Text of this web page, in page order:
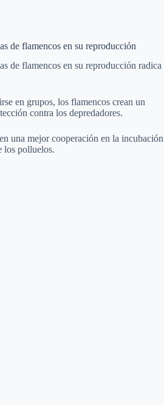
de flamencos en su reproducción
de flamencos en su reproducción radica
en grupos, los flamencos crean un
contra los depredadores.
una mejor cooperación en la incubación
los polluelos.